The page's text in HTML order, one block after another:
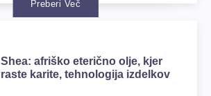
Preberi Več
Shea: afriško eterično olje, kjer
raste karite, tehnologija izdelkov